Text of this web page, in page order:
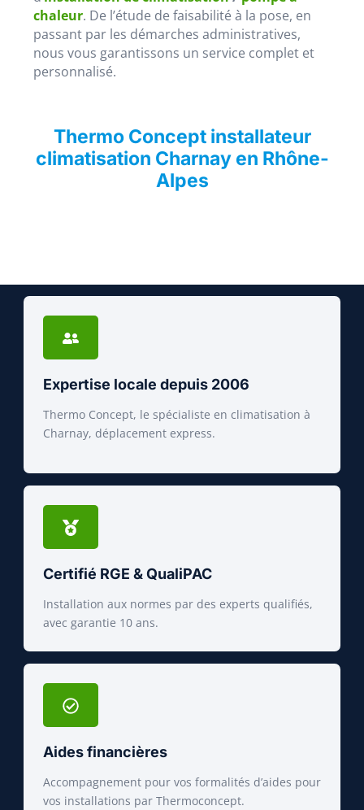
chaleur. De l’étude de faisabilité à la pose, en
passant par les démarches administratives,
nous vous garantissons un service complet et
personnalisé.
Thermo Concept installateur
climatisation Charnay en Rhône-
Alpes
Expertise locale depuis 2006
Thermo Concept, le spécialiste en climatisation à
Charnay, déplacement express.
Certifié RGE & QualiPAC
Installation aux normes par des experts qualifiés,
avec garantie 10 ans.
Aides financières
Accompagnement pour vos formalités d’aides pour
vos installations par Thermoconcept.